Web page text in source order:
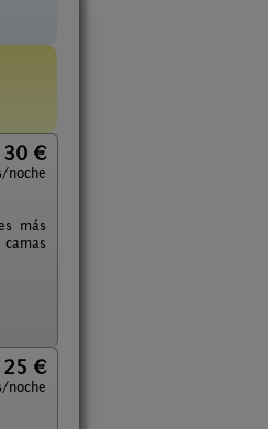
30 €
noche
más
25 €
noche